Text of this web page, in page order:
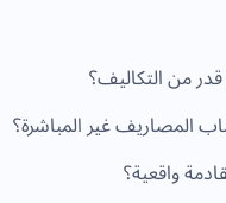
من التكاليف؟
المصاريف غير المباشرة؟
واقعية؟